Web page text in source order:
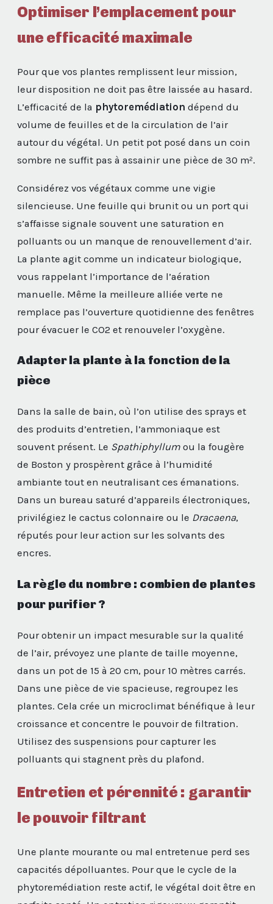
Optimiser l’emplacement pour
une efficacité maximale
Pour que vos plantes remplissent leur mission,
leur disposition ne doit pas être laissée au hasard.
L’efficacité de la phytoremédiation dépend du
volume de feuilles et de la circulation de l’air
autour du végétal. Un petit pot posé dans un coin
sombre ne suffit pas à assainir une pièce de 30 m².
Considérez vos végétaux comme une vigie
silencieuse. Une feuille qui brunit ou un port qui
s’affaisse signale souvent une saturation en
polluants ou un manque de renouvellement d’air.
La plante agit comme un indicateur biologique,
vous rappelant l’importance de l’aération
manuelle. Même la meilleure alliée verte ne
remplace pas l’ouverture quotidienne des fenêtres
pour évacuer le CO2 et renouveler l’oxygène.
Adapter la plante à la fonction de la
pièce
Dans la salle de bain, où l’on utilise des sprays et
des produits d’entretien, l’ammoniaque est
souvent présent. Le Spathiphyllum ou la fougère
de Boston y prospèrent grâce à l’humidité
ambiante tout en neutralisant ces émanations.
Dans un bureau saturé d’appareils électroniques,
privilégiez le cactus colonnaire ou le Dracaena,
réputés pour leur action sur les solvants des
encres.
La règle du nombre : combien de plantes
pour purifier ?
Pour obtenir un impact mesurable sur la qualité
de l’air, prévoyez une plante de taille moyenne,
dans un pot de 15 à 20 cm, pour 10 mètres carrés.
Dans une pièce de vie spacieuse, regroupez les
plantes. Cela crée un microclimat bénéfique à leur
croissance et concentre le pouvoir de filtration.
Utilisez des suspensions pour capturer les
polluants qui stagnent près du plafond.
Entretien et pérennité : garantir
le pouvoir filtrant
Une plante mourante ou mal entretenue perd ses
capacités dépolluantes. Pour que le cycle de la
phytoremédiation reste actif, le végétal doit être en